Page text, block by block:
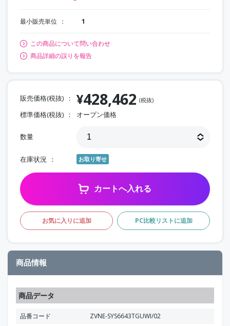
最小販売単位 1
この商品について問い合わせ
商品詳細の誤りを報告
販売価格(税抜) ¥428,462 (税抜)
標準価格(税抜) オープン価格
数量
在庫状況 お取り寄せ
カートへ入れる
お気に入りに追加 PC比較リストに追加
商品情報
商品データ
品番コード
ZVNE-SYS6643TGUWI/02